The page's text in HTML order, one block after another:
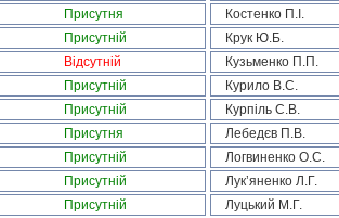
Присутня Костенко П.І.
Присутній Крук Ю.Б.
Відсутній Кузьменко П.П.
Присутній Курило В.С.
Присутній Курпіль С.В.
Присутня Лебедєв П.В.
Присутній Логвиненко О.С.
Присутній Лук’яненко Л.Г.
Присутній Луцький М.Г.